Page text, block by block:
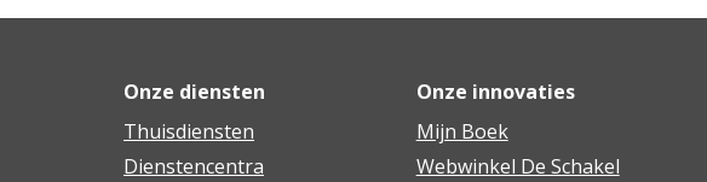
Onze diensten
Thuisdiensten
Dienstencentra
Onze innovaties
Mijn Boek
Webwinkel De Schakel